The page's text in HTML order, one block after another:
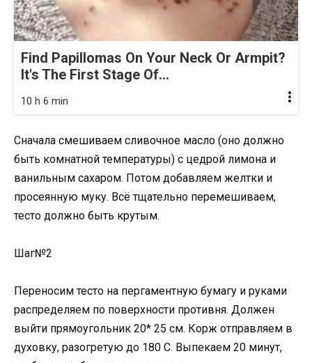
Find Papillomas On Your Neck Or Armpit?
It's The First Stage Of...
10 h 6 min
Сначала смешиваем сливочное масло (оно должно
быть комнатной температуры) с цедрой лимона и
ванильным сахаром. Потом добавляем желтки и
просеянную муку. Всё тщательно перемешиваем,
тесто должно быть крутым.
Шаг№2
Переносим тесто на пергаментную бумагу и руками
распределяем по поверхности противня. Должен
выйти прямоугольник 20* 25 см. Корж отправляем в
духовку, разогретую до 180 С. Выпекаем 20 минут,